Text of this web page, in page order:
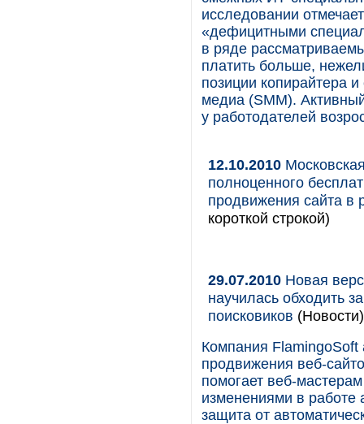
исследовании
«дефицитными
в ряде
платить больше,
позиции копирайтера
медиа (SMM).
у работодателей
12.10.2010
полноценного
продвижения сайта в
короткой строкой)
29.07.2010 Новая
научилась обходить
поисковиков (Новости)
Компания
продвижения веб-
помогает веб-
изменениями в работе
защита от